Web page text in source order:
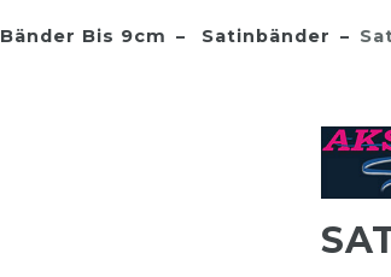
Bänder Bis 9cm Satinbänder